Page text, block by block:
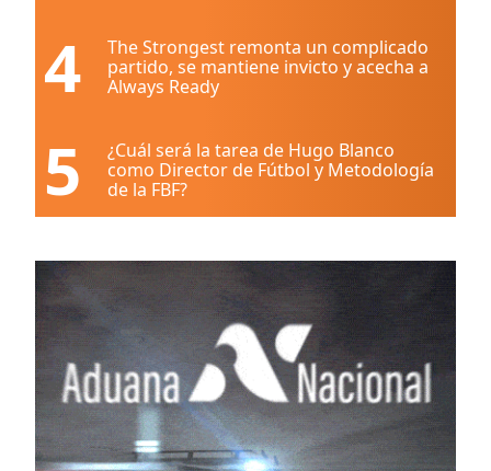
4
The Strongest remonta un complicado
partido, se mantiene invicto y acecha a
Always Ready
5
¿Cuál será la tarea de Hugo Blanco
como Director de Fútbol y Metodología
de la FBF?